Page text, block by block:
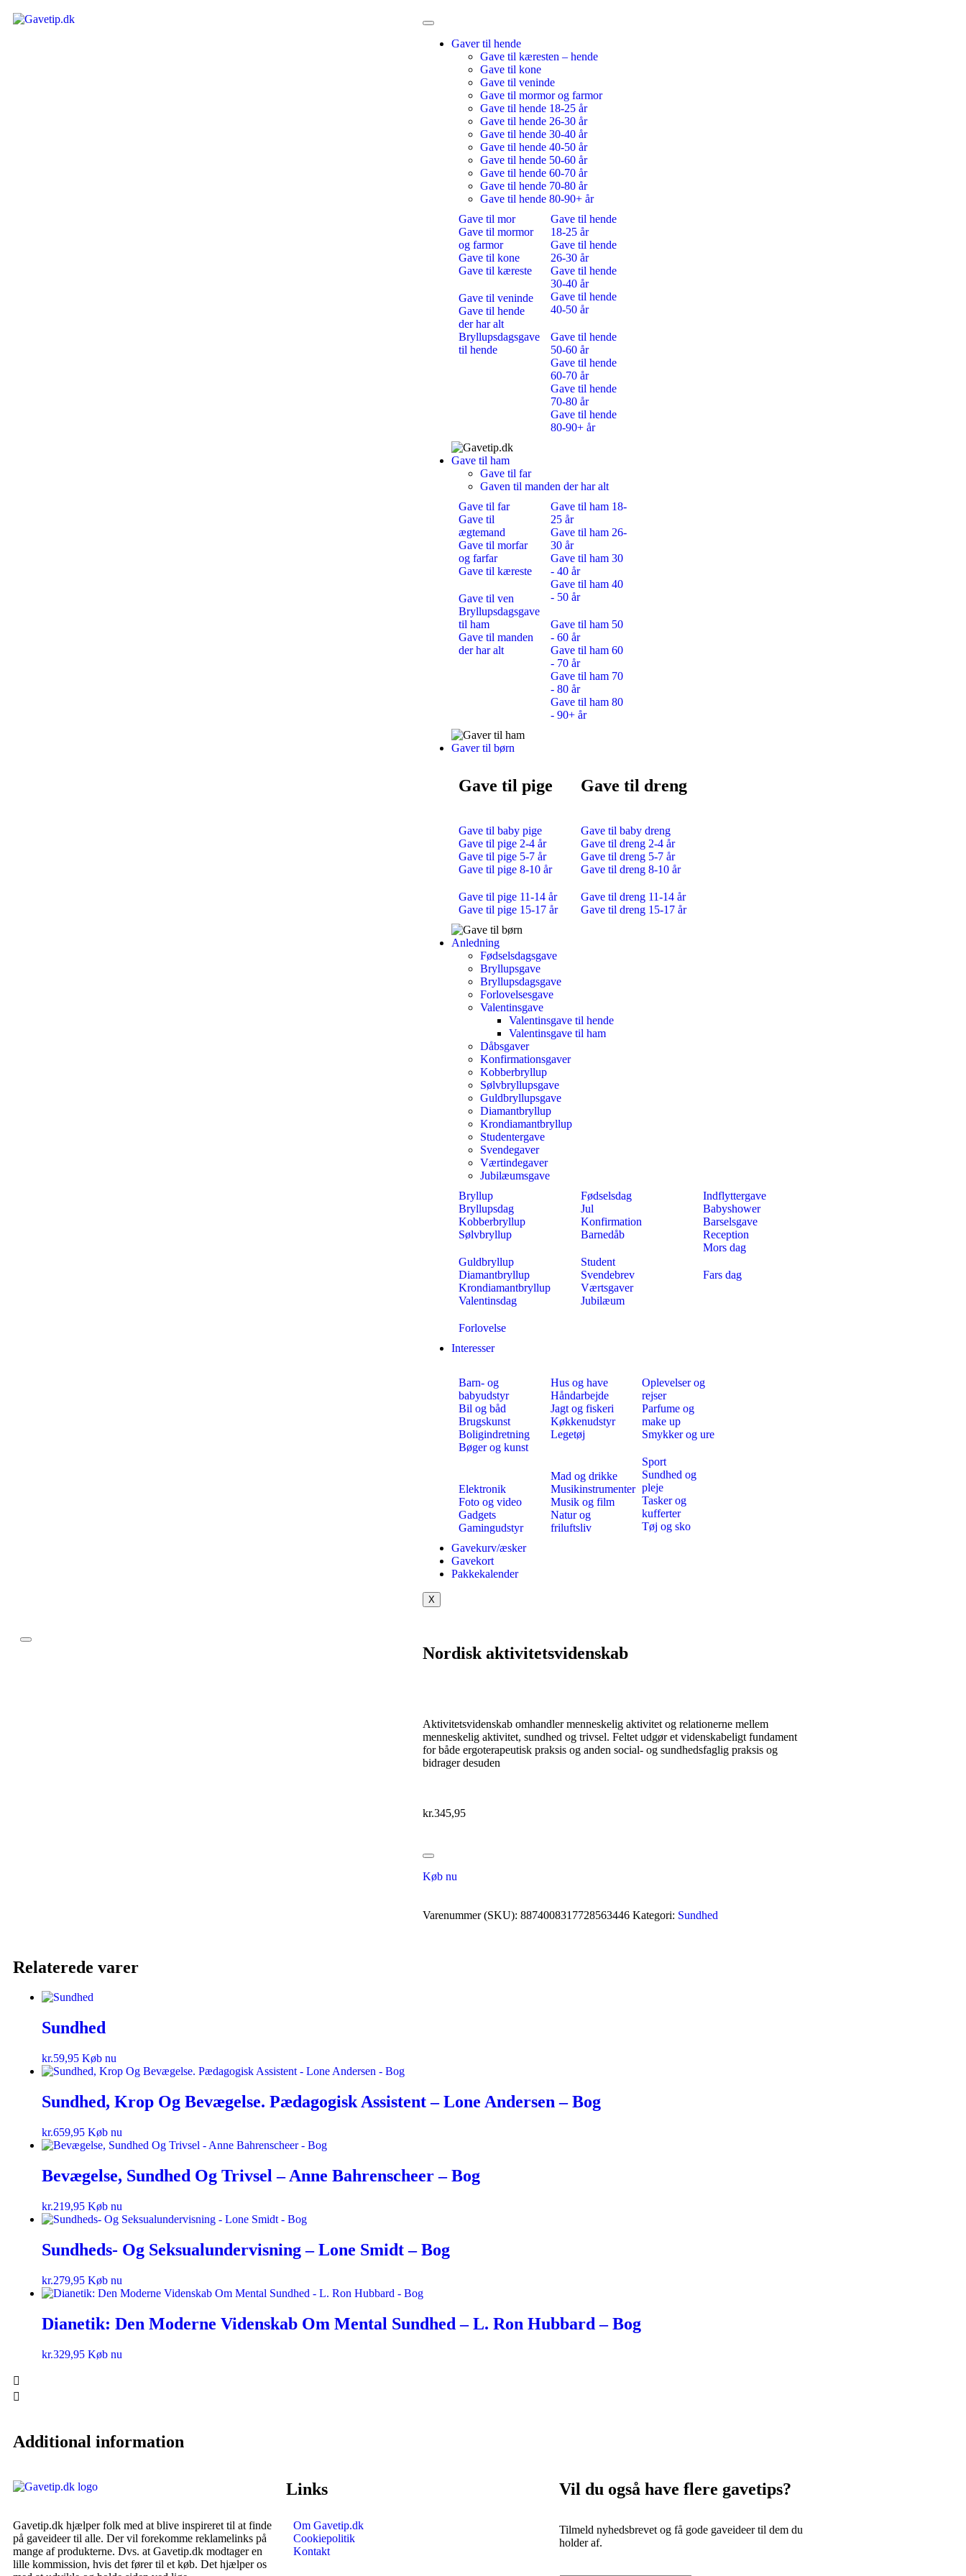
Gaver til hende
Gave til kæresten – hende
Gave til kone
Gave til veninde
Gave til mormor og farmor
Gave til hende 18-25 år
Gave til hende 26-30 år
Gave til hende 30-40 år
Gave til hende 40-50 år
Gave til hende 50-60 år
Gave til hende 60-70 år
Gave til hende 70-80 år
Gave til hende 80-90+ år
Gave til mor
Gave til mormor
og farmor
Gave til kone
Gave til kæreste
Gave til veninde
Gave til hende
der har alt
Bryllupsdagsgave
til hende
Gave til hende
18-25 år
Gave til hende
26-30 år
Gave til hende
30-40 år
Gave til hende
40-50 år
Gave til hende
50-60 år
Gave til hende
60-70 år
Gave til hende
70-80 år
Gave til hende
80-90+ år
Gave til ham
Gave til far
Gaven til manden der har alt
Gave til far
Gave til
ægtemand
Gave til morfar
og farfar
Gave til kæreste
Gave til ven
Bryllupsdagsgave
til ham
Gave til manden
der har alt
Gave til ham 18-
25 år
Gave til ham 26-
30 år
Gave til ham 30
- 40 år
Gave til ham 40
- 50 år
Gave til ham 50
- 60 år
Gave til ham 60
- 70 år
Gave til ham 70
- 80 år
Gave til ham 80
- 90+ år
Gaver til børn
Gave til pige
Gave til baby pige
Gave til pige 2-4 år
Gave til pige 5-7 år
Gave til pige 8-10 år
Gave til pige 11-14 år
Gave til pige 15-17 år
Gave til dreng
Gave til baby dreng
Gave til dreng 2-4 år
Gave til dreng 5-7 år
Gave til dreng 8-10 år
Gave til dreng 11-14 år
Gave til dreng 15-17 år
Anledning
Fødselsdagsgave
Bryllupsgave
Bryllupsdagsgave
Forlovelsesgave
Valentinsgave
Valentinsgave til hende
Valentinsgave til ham
Dåbsgaver
Konfirmationsgaver
Kobberbryllup
Sølvbryllupsgave
Guldbryllupsgave
Diamantbryllup
Krondiamantbryllup
Studentergave
Svendegaver
Værtindegaver
Jubilæumsgave
Bryllup
Bryllupsdag
Kobberbryllup
Sølvbryllup
Guldbryllup
Diamantbryllup
Krondiamantbryllup
Valentinsdag
Forlovelse
Fødselsdag
Jul
Konfirmation
Barnedåb
Student
Svendebrev
Værtsgaver
Jubilæum
Indflyttergave
Babyshower
Barselsgave
Reception
Mors dag
Fars dag
Interesser
Barn- og
babyudstyr
Bil og båd
Brugskunst
Boligindretning
Bøger og kunst
Elektronik
Foto og video
Gadgets
Gamingudstyr
Hus og have
Håndarbejde
Jagt og fiskeri
Køkkenudstyr
Legetøj
Mad og drikke
Musikinstrumenter
Musik og film
Natur og
friluftsliv
Oplevelser og
rejser
Parfume og
make up
Smykker og ure
Sport
Sundhed og
pleje
Tasker og
kufferter
Tøj og sko
Gavekurv/æsker
Gavekort
Pakkekalender
X
Nordisk aktivitetsvidenskab
Aktivitetsvidenskab omhandler menneskelig aktivitet og relationerne mellem
menneskelig aktivitet, sundhed og trivsel. Feltet udgør et videnskabeligt fundament
for både ergoterapeutisk praksis og anden social- og sundhedsfaglig praksis og
bidrager desuden
kr.345,95
Køb nu
Varenummer (SKU): 8874008317728563446 Kategori: Sundhed
Relaterede varer
Sundhed
kr.59,95 Køb nu
Sundhed, Krop Og Bevægelse. Pædagogisk Assistent – Lone Andersen – Bog
kr.659,95 Køb nu
Bevægelse, Sundhed Og Trivsel – Anne Bahrenscheer – Bog
kr.219,95 Køb nu
Sundheds- Og Seksualundervisning – Lone Smidt – Bog
kr.279,95 Køb nu
Dianetik: Den Moderne Videnskab Om Mental Sundhed – L. Ron Hubbard – Bog
kr.329,95 Køb nu
Additional information
Gavetip.dk hjælper folk med at blive inspireret til at finde
på gaveideer til alle. Der vil forekomme reklamelinks på
mange af produkterne. Dvs. at Gavetip.dk modtager en
lille kommission, hvis det fører til et køb. Det hjælper os
Links
Om Gavetip.dk
Cookiepolitik
Kontakt
Vil du også have flere gavetips?
Tilmeld nyhedsbrevet og få gode gaveideer til dem du
holder af.